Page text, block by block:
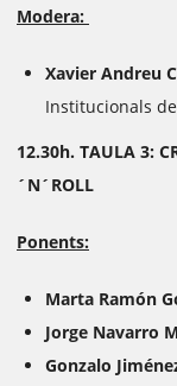
Modera:
Xavier Andreu
Institucionals
12.30h. TAULA 3:
´N´ROLL
Ponents:
Marta Ramón
Jorge Navarro
Gonzalo